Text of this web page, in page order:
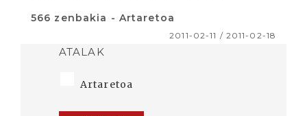
566 zenbakia - Artaretoa
2011-02-11 / 2011-02-18
ATALAK
Artaretoa